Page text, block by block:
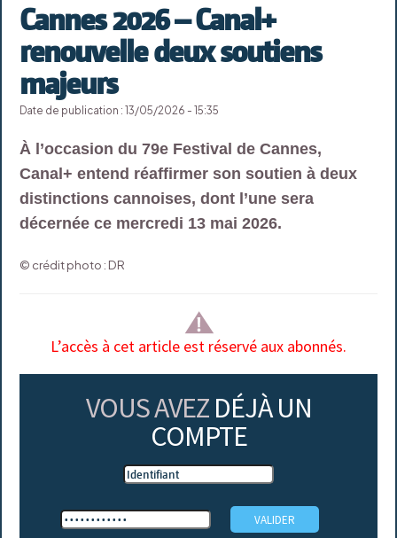
Cannes 2026 – Canal+
renouvelle deux soutiens
majeurs
Date de publication : 13/05/2026 - 15:35
À l’occasion du 79e Festival de Cannes,
Canal+ entend réaffirmer son soutien à deux
distinctions cannoises, dont l’une sera
décernée ce mercredi 13 mai 2026.
© crédit photo : DR
L’accès à cet article est réservé aux abonnés.
VOUS AVEZ DÉJÀ UN
COMPTE